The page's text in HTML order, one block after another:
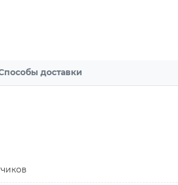
доставки